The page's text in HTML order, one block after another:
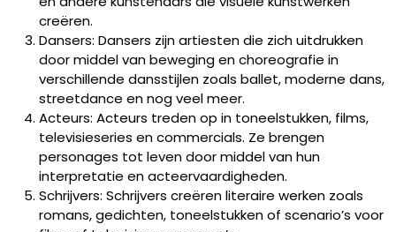
creëren.
Dansers: Dansers zijn artiesten die zich uitdrukken
door middel van beweging en choreografie in
verschillende dansstijlen zoals ballet, moderne dans,
streetdance en nog veel meer.
Acteurs: Acteurs treden op in toneelstukken, films,
televisieseries en commercials. Ze brengen
personages tot leven door middel van hun
interpretatie en acteervaardigheden.
Schrijvers: Schrijvers creëren literaire werken zoals
romans, gedichten, toneelstukken of scenario’s voor